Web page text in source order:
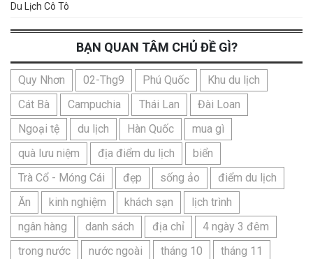
Du Lịch Cô Tô
BẠN QUAN TÂM CHỦ ĐỀ GÌ?
Quy Nhơn 02-Thg9 Phú Quốc
Khu du lịch
Cát Bà
Campuchia Thái Lan
Đài Loan
Ngoại tệ
du lịch Hàn Quốc
mua gì
quà lưu niệm
địa điểm du lịch
biển
Trà Cổ - Móng Cái
đẹp sống ảo
điểm du lịch
Ăn
kinh nghiệm khách sạn
lịch trình
ngân hàng
danh sách địa chỉ
4 ngày 3 đêm
trong nước
nước ngoài tháng 10
tháng 11